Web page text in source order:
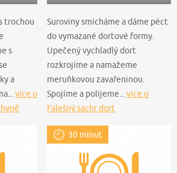
trochou
s
a
více o
Suroviny smícháme a dáme péct
do vymazané dortové formy.
Upečený vychladlý dort
rozkrojíme a namažeme
meruňkovou zavařeninou.
Spojíme a polijeme... více o
Falešný sachr dort
30 minut